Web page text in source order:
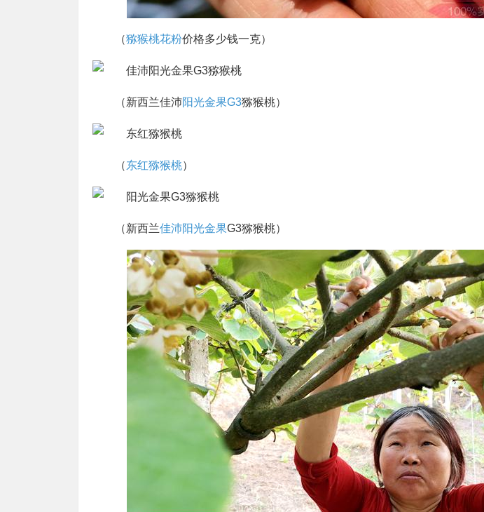
（猕猴桃花粉价格多少钱一克）
（新西兰佳沛阳光金果G3猕猴桃）
（东红猕猴桃）
（新西兰佳沛阳光金果G3猕猴桃）